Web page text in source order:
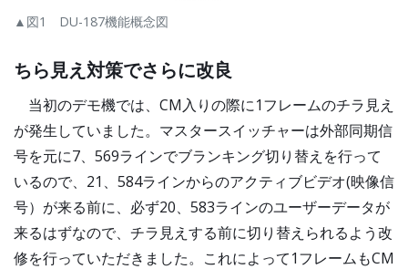
▲図1 DU-187機能概念図
ちら見え対策でさらに改良
当初のデモ機では、CM入りの際に1フレームのチラ見え
が発生していました。マスタースイッチャーは外部同期信
号を元に7、569ラインでブランキング切り替えを行って
いるので、21、584ラインからのアクティブビデオ(映像信
号）が来る前に、必ず20、583ラインのユーザーデータが
来るはずなので、チラ見えする前に切り替えられるよう改
修を行っていただきました。これによって1フレームもCM